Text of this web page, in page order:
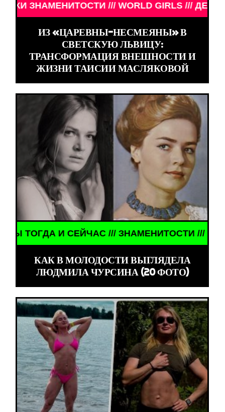
ЗНАМЕНИТОСТИ /// WORLD GIRLS ///
ИЗ «ЦАРЕВНЫ-НЕСМЕЯНЫ» В
СВЕТСКУЮ ЛЬВИЦУ:
ТРАНСФОРМАЦИЯ ВНЕШНОСТИ И
ЖИЗНИ ТАИСИИ МАСЛЯКОВОЙ
ТОГДА И СЕЙЧАС /// ЗНАМЕНИТОСТИ
КАК В МОЛОДОСТИ ВЫГЛЯДЕЛА
ЛЮДМИЛА ЧУРСИНА (20 ФОТО)